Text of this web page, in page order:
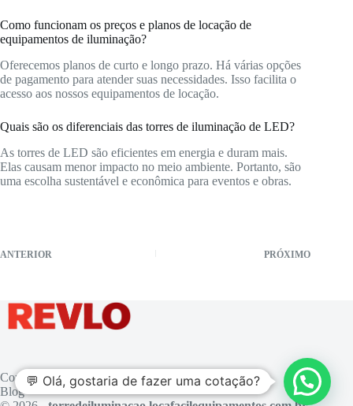
Como funcionam os preços e planos de locação de
equipamentos de iluminação?
Oferecemos planos de curto e longo prazo. Há várias opções
de pagamento para atender suas necessidades. Isso facilita o
acesso aos nossos equipamentos de locação.
Quais são os diferenciais das torres de iluminação de LED?
As torres de LED são eficientes em energia e duram mais.
Elas causam menor impacto no meio ambiente. Portanto, são
uma escolha sustentável e econômica para eventos e obras.
ANTERIOR PRÓXIMO
Contato
Blog
💬 Olá, gostaria de fazer uma cotação?